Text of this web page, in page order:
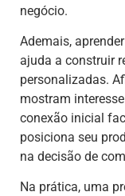
negócio.
Ademais,
ajuda a construir
personalizadas.
mostram
conexão inicial
posiciona seu
na decisão de
Na prática, uma